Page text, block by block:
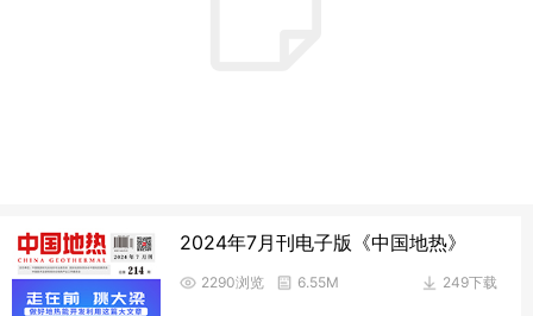
2024年7月刊电子版《中国地热》
249下载
2290浏览 6.55M